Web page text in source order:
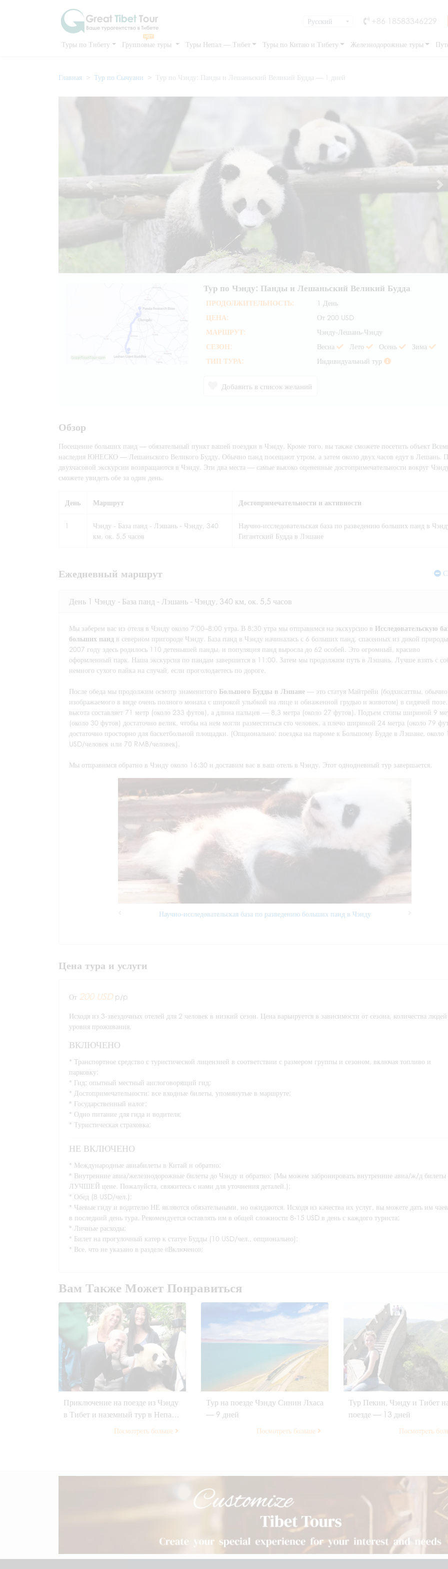
+86 18583346229
Туры по Тибету Групповые туры Туры Непал — Тибет Туры по Китаю и Тибету Железнодорожные туры
Главная Тур по Сычуани Тур по Чэнду: Панды и Лешаньский Великий Будда — 1 дней
Тур по Чэнду: Панды и Лешаньский Великий Будда
ПРОДОЛЖИТЕЛЬНОСТЬ:
1 День
ЦЕНА:
От 200 USD
МАРШРУТ:
Чэнду-Лешань-Чэнду
СЕЗОН:
Весна Лето Осень
Зима
ТИП ТУРА:
Индивидуальный тур
Добавить в список желаний
Обзор
Посещение больших панд — обязательный пункт вашей поездки в Чэнду. Кроме того, вы также сможете посетить объект
наследия ЮНЕСКО — Лешаньского Великого Будду. Обычно панд посещают утром, а затем около двух часов едут в Лешань.
двухчасовой экскурсии возвращаются в Чэнду. Эти два места — самые высоко оцененные достопримечательности вокруг
сможете увидеть обе за один день.
День Маршрут Достопримечательности и активности
1
Чэнду - База панд - Лэшань - Чэнду, 340
км, ок. 5,5 часов
Научно-исследовательская база по разведению больших панд в
Гигантский Будда в Лэшане
Ежедневный маршрут
День 1 Чэнду - База панд - Лэшань - Чэнду, 340 км, ок. 5,5 часов
Мы заберем вас из отеля в Чэнду около 7:00–8:00 утра. В 8:30 утра мы отправимся на экскурсию в Исследовательскую
больших панд в северном пригороде Чэнду. База панд в Чэнду начиналась с 6 больших панд, спасенных из дикой
2007 году здесь родилось 110 детенышей панды, и популяция панд выросла до 62 особей. Это огромный, красиво
оформленный парк. Наша экскурсия по пандам завершится в 11:00. Затем мы продолжим путь в Лэшань. Лучше взять с
немного сухого пайка на случай, если проголодаетесь по дороге.
После обеда мы продолжим осмотр знаменитого Большого Будды в Лэшане — это статуя Майтрейи (бодхисаттвы, обычно
изображаемого в виде очень полного монаха с широкой улыбкой на лице и обнаженной грудью и животом) в сидячей
высота составляет 71 метр (около 233 футов), а длина пальцев — 8,3 метра (около 27 футов). Подъем стопы шириной 9
(около 30 футов) достаточно велик, чтобы на нем могли разместиться сто человек, а плечо шириной 24 метра (около 79
достаточно просторно для баскетбольной площадки. (Опционально: поездка на пароме к Большому Будде в Лэшане, около
USD/человек или 70 RMB/человек).
Мы отправимся обратно в Чэнду около 16:30 и доставим вас в ваш отель в Чэнду. Этот однодневный тур завершается.
Научно-исследовательская база по разведению больших панд в Чэнду
Цена тура и услуги
От 200 USDp/p
Исходя из 3-звездочных отелей для 2 человек в низкий сезон. Цена варьируется в зависимости от сезона, количества
уровня проживания.
ВКЛЮЧЕНО
* Транспортное средство с туристической лицензией в соответствии с размером группы и сезоном, включая топливо и
парковку;
* Гид: опытный местный англоговорящий гид;
* Достопримечательности: все входные билеты, упомянутые в маршруте;
* Государственный налог;
* Одно питание для гида и водителя;
* Туристическая страховка;
НЕ ВКЛЮЧЕНО
* Международные авиабилеты в Китай и обратно;
* Внутренние авиа/железнодорожные билеты до Чэнду и обратно; (Мы можем забронировать внутренние авиа/ж/д билеты
ЛУЧШЕЙ цене. Пожалуйста, свяжитесь с нами для уточнения деталей.);
* Обед (8 USD/чел.);
* Чаевые гиду и водителю НЕ являются обязательными, но ожидаются. Исходя из качества их услуг, вы можете дать им
в последний день тура. Рекомендуется оставлять им в общей сложности 8-15 USD в день с каждого туриста;
* Личные расходы;
* Билет на прогулочный катер к статуе Будды (10 USD/чел., опционально);
* Все, что не указано в разделе «Включено»;
Вам Также Может Понравиться
Приключение на поезде из Чэнду
в Тибет и наземный тур в Непал
Посмотреть больше
Тур на поезде Чэнду Синин Лхаса
— 9 дней
Посмотреть больше
Тур Пекин, Чэнду и Тибет
поезде — 13 дней
Посмотреть